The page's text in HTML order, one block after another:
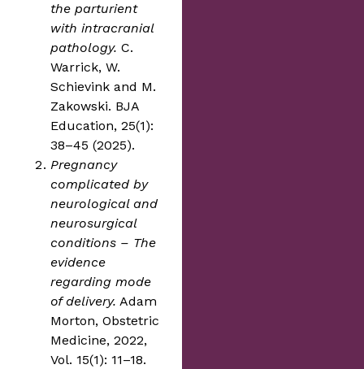
the parturient
with intracranial
pathology. C.
Warrick, W.
Schievink and M.
Zakowski. BJA
Education, 25(1):
38–45 (2025).
Pregnancy
complicated by
neurological and
neurosurgical
conditions – The
evidence
regarding mode
of delivery. Adam
Morton, Obstetric
Medicine, 2022,
Vol. 15(1): 11–18.